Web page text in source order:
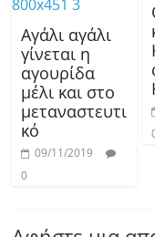
Αγάλι αγάλι
γίνεται η
αγουρίδα
μέλι και στο
μεταναστευτι
κό
09/11/2019
0